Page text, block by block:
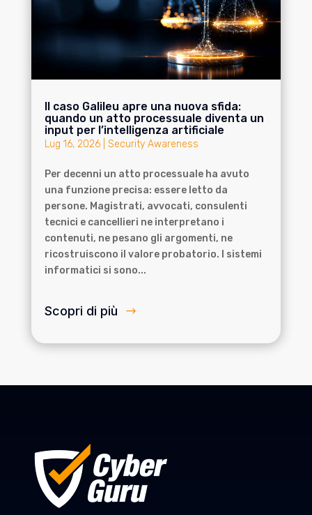
Il caso Galileu apre una nuova sfida:
quando un atto processuale diventa un
input per l’intelligenza artificiale
Lug 16, 2026| Security Awareness
Per decenni un atto processuale ha avuto
una funzione precisa: essere letto da
persone. Magistrati, avvocati, consulenti
tecnici e cancellieri ne interpretano i
contenuti, ne pesano gli argomenti, ne
ricostruiscono il valore probatorio. I sistemi
informatici si sono...
Scopri di più